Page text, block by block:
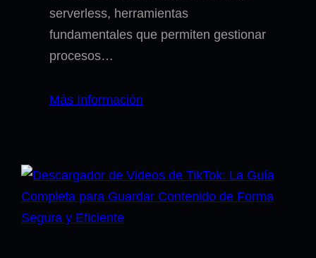
serverless, herramientas
fundamentales que permiten gestionar
procesos…
Más Información